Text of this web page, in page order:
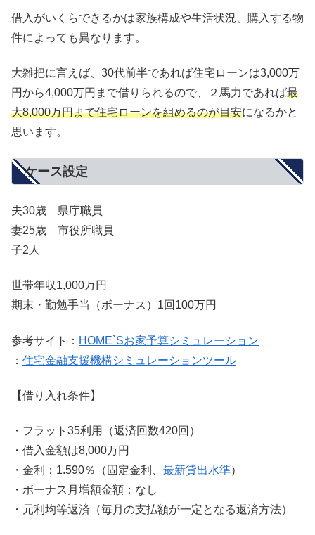
借入がいくらできるかは家族構成や生活状況、購入する物
件によっても異なります。
大雑把に言えば、30代前半であれば住宅ローンは3,000万
円から4,000万円まで借りられるので、２馬力であれば最
大8,000万円まで住宅ローンを組めるのが目安になるかと
思います。
ケース設定
夫30歳 県庁職員
妻25歳 市役所職員
子2人
世帯年収1,000万円
期末・勤勉手当（ボーナス）1回100万円
参考サイト： HOME`Sお家予算シミュレーション
： 住宅金融支援機構シミュレーションツール
【借り入れ条件】
・フラット35利用（返済回数420回）
・借入金額は8,000万円
・金利：1.590％（固定金利、 最新貸出水準）
・ボーナス月増額金額：なし
・元利均等返済（毎月の支払額が一定となる返済方法）